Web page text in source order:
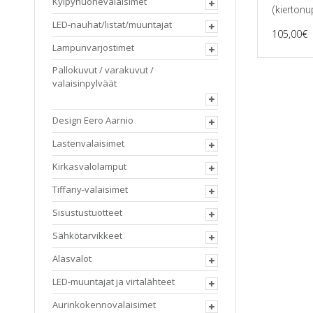
105,00€
LED-nauhat/listat/muuntajat
Lampunvarjostimet
Pallokuvut / varakuvut /
valaisinpylväät
Design Eero Aarnio
Lastenvalaisimet
Kirkasvalolamput
Tiffany-valaisimet
Sisustustuotteet
Sähkötarvikkeet
Alasvalot
LED-muuntajat ja virtalähteet
Aurinkokennovalaisimet